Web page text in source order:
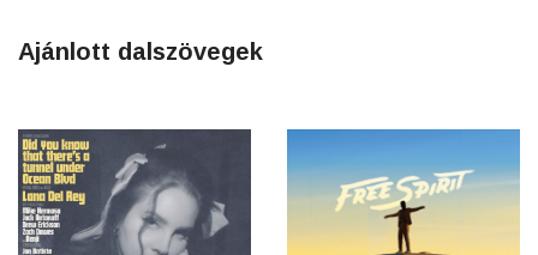
Ajánlott dalszövegek